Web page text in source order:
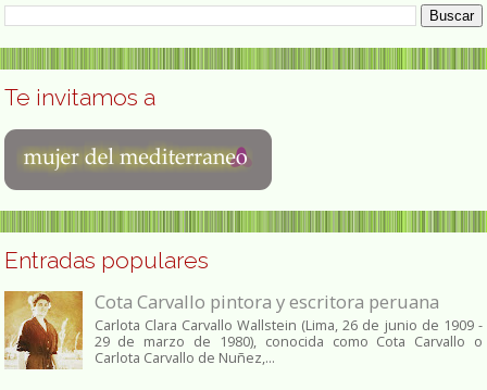
Te invitamos a
Entradas populares
Cota Carvallo pintora y escritora peruana
Carlota Clara Carvallo Wallstein (Lima, 26 de junio de 1909 -
29 de marzo de 1980), conocida como Cota Carvallo o
Carlota Carvallo de Nuñez,...